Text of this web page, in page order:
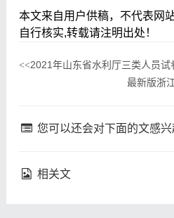
本文来自用户供稿，不代表网
自行核实,转载请注明出处！
<<2021年山东省水利厅三类人员试
最新版浙
您可以还会对下面的文感兴
相关文